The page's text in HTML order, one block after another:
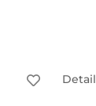
Detail